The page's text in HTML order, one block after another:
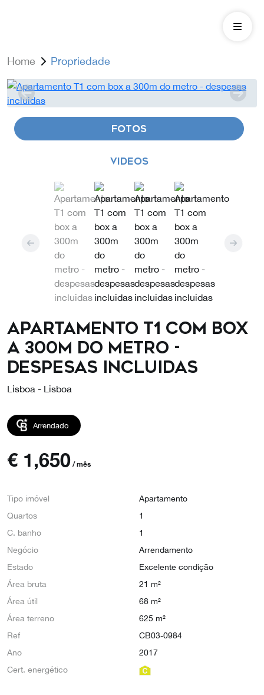
Home Propriedade
FOTOS
VIDEOS
Apartamento T1 com box
a 300m do metro -
despesas incluidas
Lisboa - Lisboa
Arrendado
€ 1,650 / mês
Tipo imóvel
Apartamento
Quartos
1
C. banho
1
Negócio
Arrendamento
Estado
Excelente condição
Área bruta
21 m²
Área útil
68 m²
Área terreno
625 m²
Ref
CB03-0984
Ano
2017
Cert. energético